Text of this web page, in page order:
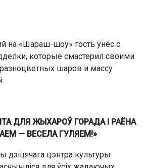
«Шараш-шоу» гость унёс с
которые смастерил своими
шаров и массу
ДЛЯ ЖЫХАРОЎ ГОРАДА І РАЁНА
— ВЕСЕЛА ГУЛЯЕМ!»
дзіцячага цэнтра культуры